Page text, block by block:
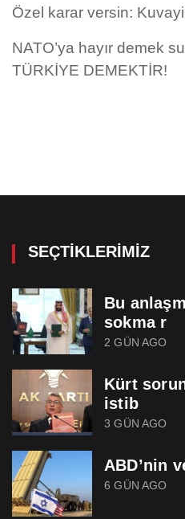
Özel karar versin:
NATO’ya hayır demek
TÜRKİYE DEMEKTİR!
SEÇTIKLERIMIZ
Bu
sokma r
2 GÜN AGO
Kürt
istib
3 GÜN AGO
ABD’nin
6 GÜN AGO